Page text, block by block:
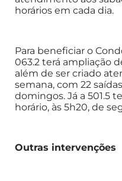
horários em cada dia.
Para beneficiar o
063.2 terá ampliação
além de ser criado
semana, com 22
domingos. Já a 501.5
horário, às 5h20, de
Outras intervenções